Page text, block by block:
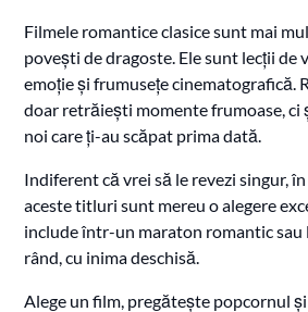
Filmele romantice clasice sunt mai
povești de dragoste. Ele sunt lecții de
emoție și frumusețe cinematografică.
doar retrăiești momente frumoase, ci
noi care ți-au scăpat prima dată.
Indiferent că vrei să le revezi singur,
aceste titluri sunt mereu o alegere
include într-un maraton romantic sau
rând, cu inima deschisă.
Alege un film, pregătește popcornul